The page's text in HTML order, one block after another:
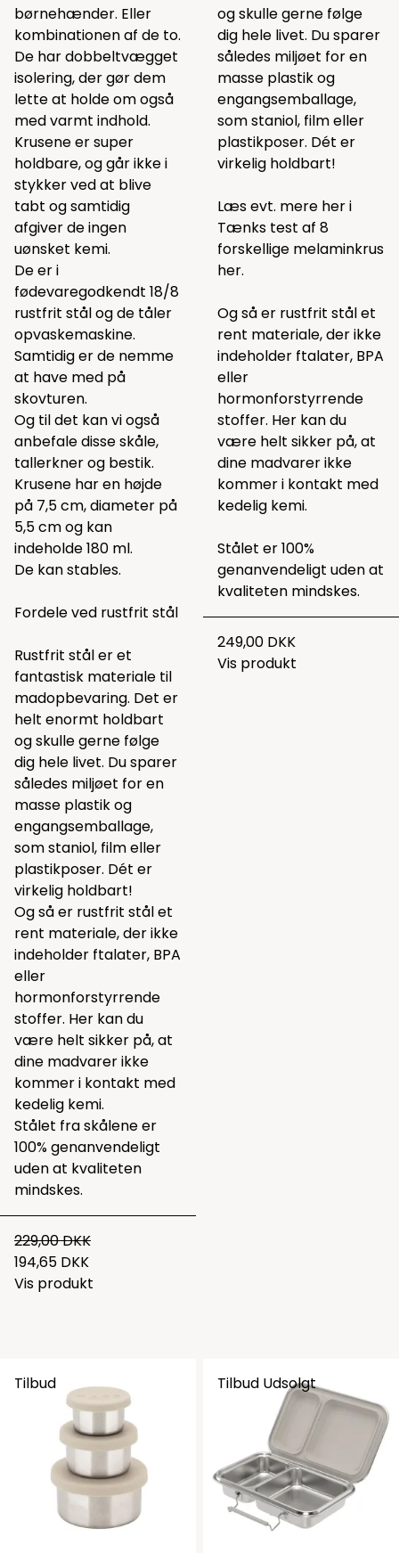
børnehænder. Eller
kombinationen af de to.
De har dobbeltvægget
isolering, der gør dem
lette at holde om også
med varmt indhold.
Krusene er super
holdbare, og går ikke i
stykker ved at blive
tabt og samtidig
afgiver de ingen
uønsket kemi.
De er i
fødevaregodkendt 18/8
rustfrit stål og de tåler
opvaskemaskine.
Samtidig er de nemme
at have med på
skovturen.
Og til det kan vi også
anbefale disseskåle,
tallerknerog bestik.
Krusene har en højde
på 7,5 cm, diameter på
5,5 cm og kan
indeholde 180 ml.
De kan stables.
Fordele ved rustfrit stål
Rustfrit stål er et
fantastisk materiale til
madopbevaring. Det er
helt enormt holdbart
og skulle gerne følge
dig hele livet. Du sparer
således miljøet for en
masse plastik og
engangsemballage,
som staniol, film eller
plastikposer. Dét er
virkelig holdbart!
Og så er rustfrit stål et
rent materiale, der ikke
indeholder ftalater, BPA
eller
hormonforstyrrende
stoffer. Her kan du
være helt sikker på, at
dine madvarer ikke
kommer i kontakt med
kedelig kemi.
Stålet fra skålene er
100% genanvendeligt
uden at kvaliteten
mindskes.
229,00 DKK
194,65 DKK
Vis produkt
og skulle gerne følge
dig hele livet. Du sparer
således miljøet for en
masse plastik og
engangsemballage,
som staniol, film eller
plastikposer. Dét er
virkelig holdbart!
Læs evt. mere her i
Tænks test af 8
forskellige melaminkrus
her.
Og så er rustfrit stål et
rent materiale, der ikke
indeholder ftalater, BPA
eller
hormonforstyrrende
stoffer. Her kan du
være helt sikker på, at
dine madvarer ikke
kommer i kontakt med
kedelig kemi.
Stålet er 100%
genanvendeligt uden at
kvaliteten mindskes.
249,00 DKK
Vis produkt
Tilbud Tilbud Udsolgt